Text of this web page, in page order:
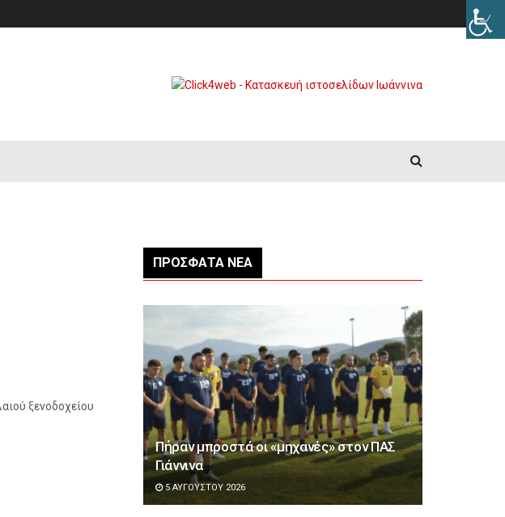
ξενοδοχείου
ΠΡΌΣΦΑΤΑ ΝΈΑ
Πήραν μπροστά οι «μηχανές» στον ΠΑΣ
Γιάννινα
5 ΑΥΓΟΎΣΤΟΥ 2026